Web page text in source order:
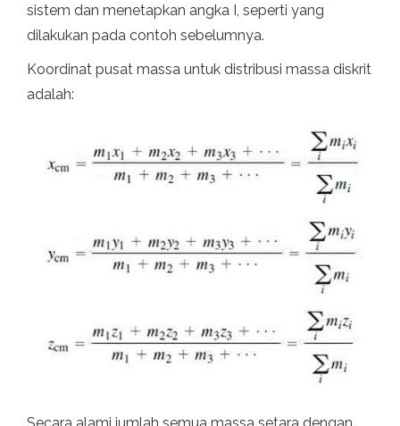
sistem dan menetapkan angka I, seperti yang
dilakukan pada contoh sebelumnya.
Koordinat pusat massa untuk distribusi massa diskrit
adalah: